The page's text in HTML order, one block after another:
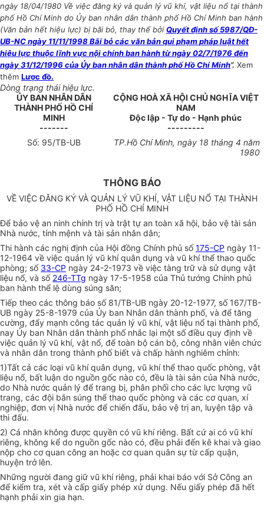
ngày 18/04/1980 Về việc đăng ký và quản lý vũ khí, vật liệu nổ tại thành
phố Hồ Chí Minh do Ủy ban nhân dân thành phố Hồ Chí Minh ban hành
(Văn bản hết hiệu lực) bị bãi bỏ, thay thế bởi Quyết định số 5987/QĐ-
UB-NC ngày 11/11/1998 Bãi bỏ các văn bản qui phạm pháp luật hết
hiệu lực thuộc lĩnh vực nội chính ban hành từ ngày 02/7/1976 đến
ngày 31/12/1996 của Ủy ban nhân dân thành phố Hồ Chí Minh”. Xem
thêm Lược đồ.
Dòng trạng thái hiệu lực.
ỦY BAN NHÂN DÂN
THÀNH PHỐ HỒ CHÍ
MINH
-------
CỘNG HOÀ XÃ HỘI CHỦ NGHĨA VIỆT
NAM
Độc lập - Tự do - Hạnh phúc
---------
Số: 95/TB-UB
TP.Hồ Chí Minh, ngày 18 tháng 4 năm
1980
THÔNG BÁO
VỀ VIỆC ĐĂNG KÝ VÀ QUẢN LÝ VŨ KHÍ, VẬT LIỆU NỔ TẠI THÀNH
PHỐ HỒ CHÍ MINH
Để bảo vệ an ninh chính trị và trật tự an toàn xã hội, bảo vệ tài sản
Nhà nước, tính mệnh và tài sản nhân dân;
Thi hành các nghị định của Hội đồng Chính phủ số175-CP ngày 11-
12-1964 về việc quản lý vũ khí quân dụng và vũ khí thể thao quốc
phòng; số 33-CP ngày 24-2-1973 về việc tàng trữ và sử dụng vật
liệu nổ, và số 246-TTg ngày 17-5-1958 của Thủ tướng Chính phủ
ban hành thể lệ dùng súng săn;
Tiếp theo các thông báo số 81/TB-UB ngày 20-12-1977, số 167/TB-
UB ngày 25-8-1979 của Ủy ban Nhân dân thành phố, và để tăng
cường, đẩy mạnh công tác quản lý vũ khí, vật liệu nổ tại thành phố,
nay Ủy ban Nhân dân thành phố nhắc lại một số điều quy định về
việc quản lý vũ khí, vật nổ, để toàn bộ cán bộ, công nhân viên chức
và nhân dân trong thành phố biết và chấp hành nghiêm chỉnh:
1)Tất cả các loại vũ khí quân dụng, vũ khí thể thao quốc phòng, vật
liệu nổ, bất luận do nguồn gốc nào có, đều là tài sản của Nhà nước,
do Nhà nước quản lý để trang bị, phân phối cho các lực lượng vũ
trang, các đội bắn súng thể thao quốc phòng và các cơ quan, xí
nghiệp, đơn vị Nhà nước để chiến đấu, bảo vệ trị an, luyện tập và
thi đấu.
2) Cá nhân không được quyền có vũ khí riêng. Bất cứ ai có vũ khí
riêng, không kể do nguồn gốc nào có, đều phải đến kê khai và giao
nộp cho cơ quan công an hoặc cơ quan quân sự từ cấp quận,
huyện trở lên.
Những người đang giữ vũ khí riêng, phải khai báo với Sở Công an
để kiểm tra, xét và cấp giấy phép xử dụng. Nếu giấy phép đã hết
hạnh phải xin gia hạn.